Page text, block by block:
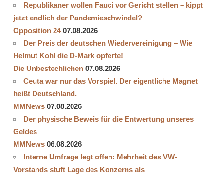
Republikaner wollen Fauci vor Gericht stellen – kippt
jetzt endlich der Pandemieschwindel?
Opposition 24 07.08.2026
Der Preis der deutschen Wiedervereinigung – Wie
Helmut Kohl die D‑Mark opferte!
Die Unbestechlichen 07.08.2026
Ceuta war nur das Vorspiel. Der eigentliche Magnet
heißt Deutschland.
MMNews 07.08.2026
Der physische Beweis für die Entwertung unseres
Geldes
MMNews 06.08.2026
Interne Umfrage legt offen: Mehrheit des VW-
Vorstands stuft Lage des Konzerns als